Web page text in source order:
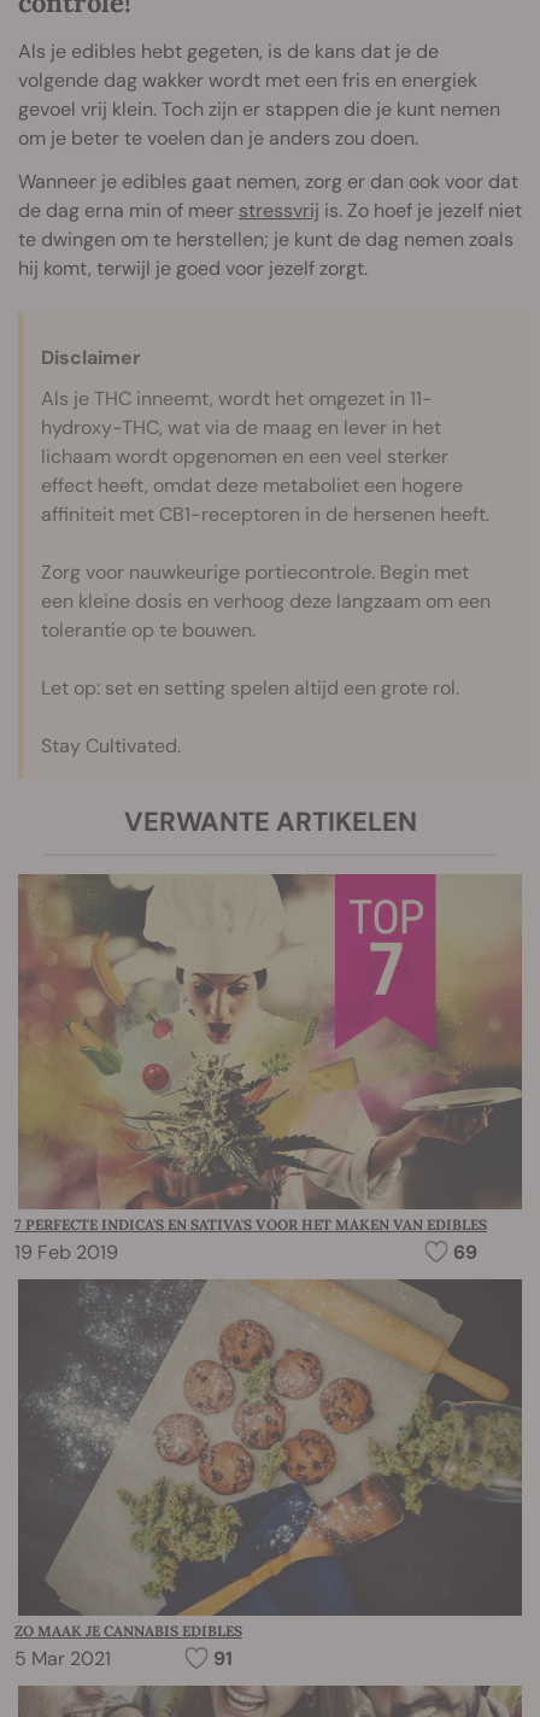
Als je edibles hebt gegeten, is de kans dat je de
volgende dag wakker wordt met een fris en energiek
gevoel vrij klein. Toch zijn er stappen die je kunt nemen
om je beter te voelen dan je anders zou doen.
Wanneer je edibles gaat nemen, zorg er dan ook voor dat
de dag erna min of meer stressvrij is. Zo hoef je jezelf niet
te dwingen om te herstellen; je kunt de dag nemen zoals
hij komt, terwijl je goed voor jezelf zorgt.
Disclaimer
Als je THC inneemt, wordt het omgezet in 11-
hydroxy-THC, wat via de maag en lever in het
lichaam wordt opgenomen en een veel sterker
effect heeft, omdat deze metaboliet een hogere
affiniteit met CB1-receptoren in de hersenen heeft.
Zorg voor nauwkeurige portiecontrole. Begin met
een kleine dosis en verhoog deze langzaam om een
tolerantie op te bouwen.
Let op: set en setting spelen altijd een grote rol.
Stay Cultivated.
VERWANTE ARTIKELEN
7 PERFECTE INDICA'S EN SATIVA'S VOOR HET MAKEN VAN EDIBLES
19 Feb 2019 69
ZO MAAK JE CANNABIS EDIBLES
5 Mar 2021 91